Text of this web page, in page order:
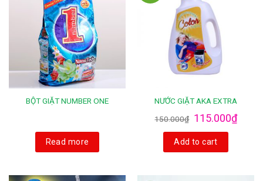
BỘT GIẶT NUMBER ONE
Read more
NƯỚC GIẶT AKA EXTRA
150.000₫ 115.000₫
Add to cart